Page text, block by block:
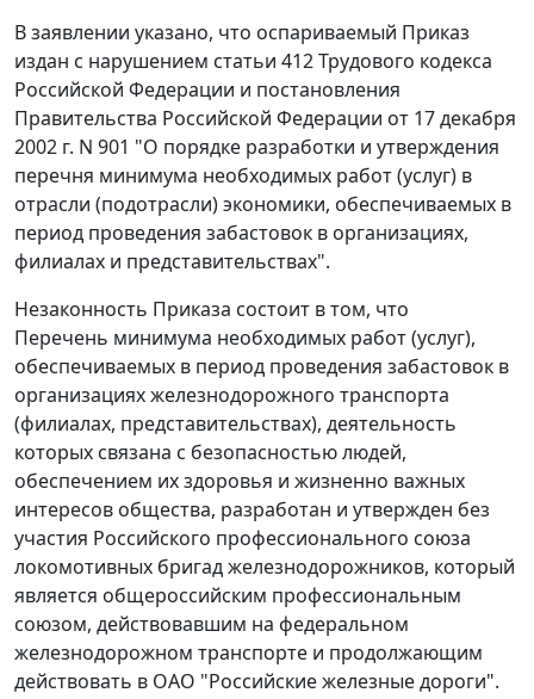
В заявлении указано, что оспариваемый Приказ
издан с нарушением статьи 412Трудового кодекса
Российской Федерации и постановления
Правительства Российской Федерации от 17 декабря
2002 г. N 901 "О порядке разработки и утверждения
перечня минимума необходимых работ (услуг) в
отрасли (подотрасли) экономики, обеспечиваемых в
период проведения забастовок в организациях,
филиалах и представительствах".
Незаконность Приказа состоит в том, что
Перечень минимума необходимых работ (услуг),
обеспечиваемых в период проведения забастовок в
организациях железнодорожного транспорта
(филиалах, представительствах), деятельность
которых связана с безопасностью людей,
обеспечением их здоровья и жизненно важных
интересов общества, разработан и утвержден без
участия Российского профессионального союза
локомотивных бригад железнодорожников, который
является общероссийским профессиональным
союзом, действовавшим на федеральном
железнодорожном транспорте и продолжающим
действовать в ОАО "Российские железные дороги".